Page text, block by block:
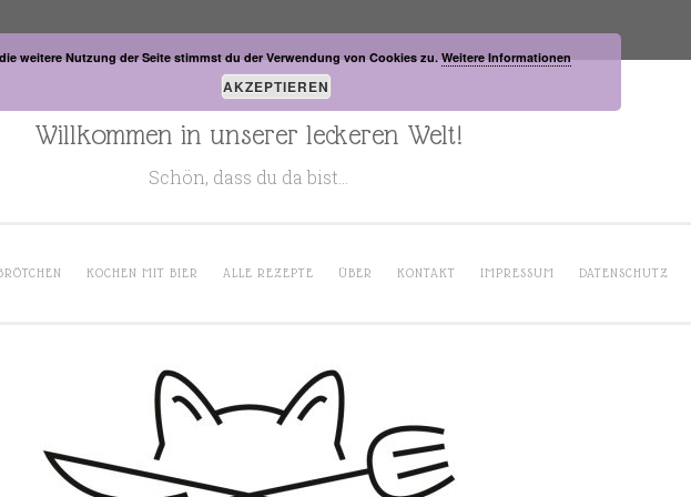
Willkommen in unserer leckeren Welt!
Schön, dass du da bist…
KOCHEN MIT BIER ALLE REZEPTE ÜBER KONTAKT IMPRESSUM DATENSCHUTZ
weitere Nutzung der Seite stimmst du der Verwendung von Cookies zu. Weitere Informationen
AKZEPTIEREN